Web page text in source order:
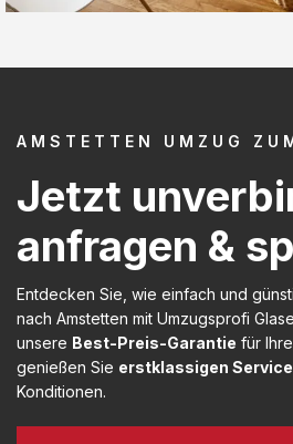
AMSTETTEN UMZUG
Jetzt
anfragen &
Entdecken Sie, wie einfach und
nach Amstetten mit Umzugsprofi
unsere Best-Preis-Garantie für
genießen Sie erstklassigen Service
Konditionen.